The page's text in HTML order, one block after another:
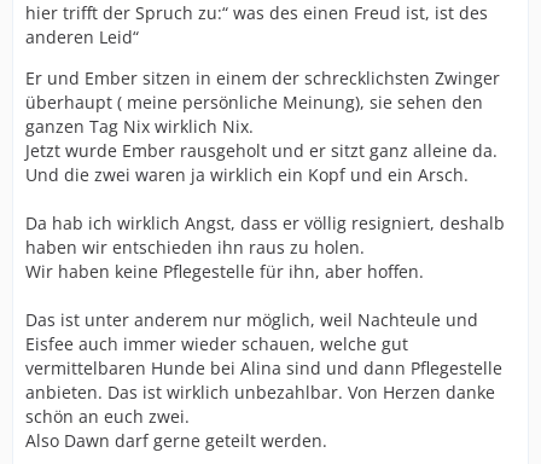
hier trifft der Spruch zu:“ was des einen Freud ist, ist des
anderen Leid“
Er und Ember sitzen in einem der schrecklichsten Zwinger
überhaupt ( meine persönliche Meinung), sie sehen den
ganzen Tag Nix wirklich Nix.
Jetzt wurde Ember rausgeholt und er sitzt ganz alleine da.
Und die zwei waren ja wirklich ein Kopf und ein Arsch.
Da hab ich wirklich Angst, dass er völlig resigniert, deshalb
haben wir entschieden ihn raus zu holen.
Wir haben keine Pflegestelle für ihn, aber hoffen.
Das ist unter anderem nur möglich, weil Nachteule und
Eisfee auch immer wieder schauen, welche gut
vermittelbaren Hunde bei Alina sind und dann Pflegestelle
anbieten. Das ist wirklich unbezahlbar. Von Herzen danke
schön an euch zwei.
Also Dawn darf gerne geteilt werden.